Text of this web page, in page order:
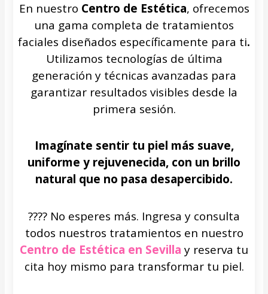
En nuestro Centro de Estética, ofrecemos
una gama completa de tratamientos
faciales diseñados específicamente para ti.
Utilizamos tecnologías de última
generación y técnicas avanzadas para
garantizar resultados visibles desde la
primera sesión.
Imagínate sentir tu piel más suave,
uniforme y rejuvenecida, con un brillo
natural que no pasa desapercibido.
???? No esperes más. Ingresa y consulta
todos nuestros tratamientos en nuestro
Centro de Estética en Sevilla y reserva tu
cita hoy mismo para transformar tu piel.